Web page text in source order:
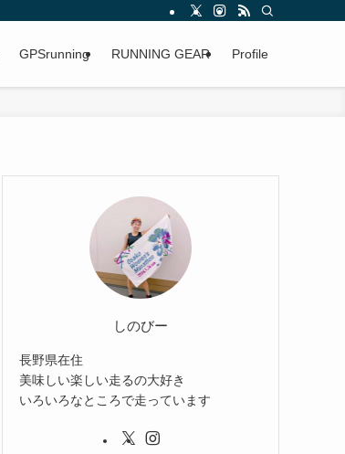
GPSrunning RUNNING GEAR Profile
しのびー
長野県在住
美味しい楽しい走るの大好き
いろいろなところで走っています